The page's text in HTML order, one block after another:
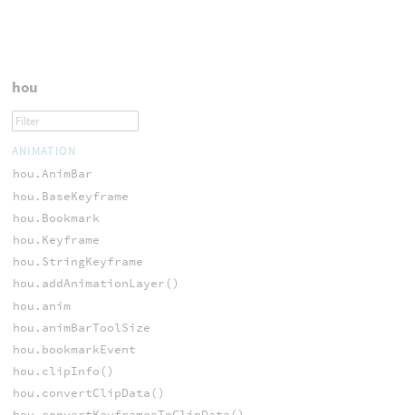
hou
ANIMATION
hou.AnimBar
hou.BaseKeyframe
hou.Bookmark
hou.Keyframe
hou.StringKeyframe
hou.addAnimationLayer()
hou.anim
hou.animBarToolSize
hou.bookmarkEvent
hou.clipInfo()
hou.convertClipData()